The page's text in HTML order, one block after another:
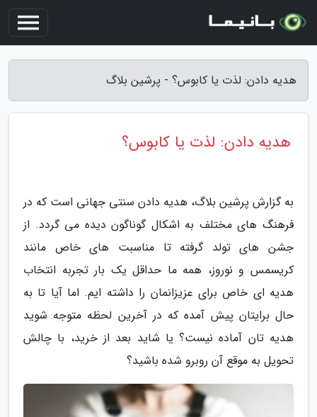
هدیه دادن: لذت یا کابوس؟ - پرشین بلاگ
هدیه دادن: لذت یا کابوس؟
به گزارش پرشین بلاگ، هدیه دادن سنتی جهانی است که در
فرهنگ های مختلف به اشکال گوناگون دیده می گردد. از
جشن های تولد گرفته تا مناسبت های خاص مانند
کریسمس و نوروز، همه ما حداقل یک بار تجربه انتخاب
هدیه ای خاص برای عزیزانمان را داشته ایم. اما آیا تا به
حال برایتان پیش آمده که در آخرین لحظه متوجه شوید
هدیه تان آماده نیست؟ یا شاید بعد از خرید، با چالش
تحویل به موقع آن روبرو شده باشید؟